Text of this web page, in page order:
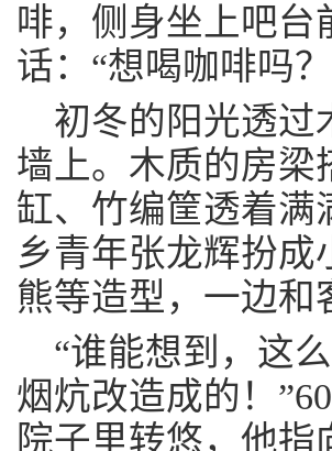
啡，侧身坐上吧台
话：“想喝咖啡吗
初冬的阳光透过
墙上。木质的房梁
缸、竹编筐透着满
乡青年张龙辉扮
熊等造型，一边和
“谁能想到，这
烟炕改造成的！
院子里转悠，他